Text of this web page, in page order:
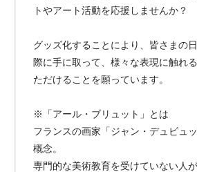
トやアート活動を応援しませんか？
グッズ化することにより、皆さまの
際に手に取って、様々な表現に触れ
ただけることを願っています。
※「アール・ブリュット」とは
フランスの画家「ジャン・デュビュ
概念。
専門的な美術教育を受けていない人